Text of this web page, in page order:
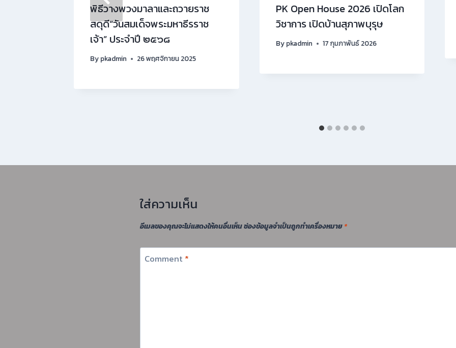
พิธีวางพวงมาลาและถวายราช
สดุดี“วันสมเด็จพระมหาธีรราช
เจ้า” ประจำปี ๒๕๖๘
By pkadmin 26 พฤศจิกายน 2025
PK Open House 2026 เปิดโลก
วิชาการ เปิดบ้านสุภาพบุรุษ
By pkadmin 17 กุมภาพันธ์ 2026
ใส่ความเห็น
อีเมลของคุณจะไม่แสดงให้คนอื่นเห็นช่องข้อมูลจำเป็นถูกทำเครื่องหมาย *
Comment *